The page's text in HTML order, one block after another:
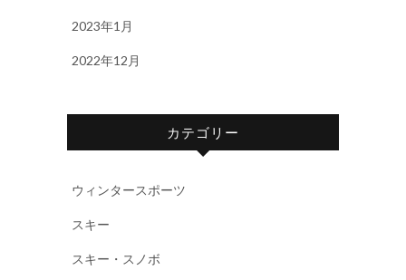
2023年1月
2022年12月
カテゴリー
ウィンタースポーツ
スキー
スキー・スノボ